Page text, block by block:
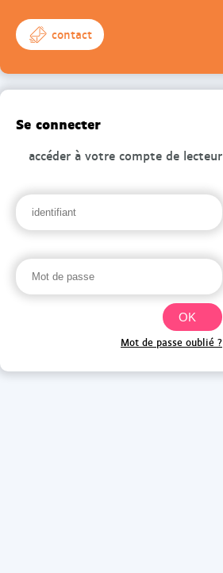
contact
Se connecter
accéder à votre compte de lecteur
Mot de passe oublié ?